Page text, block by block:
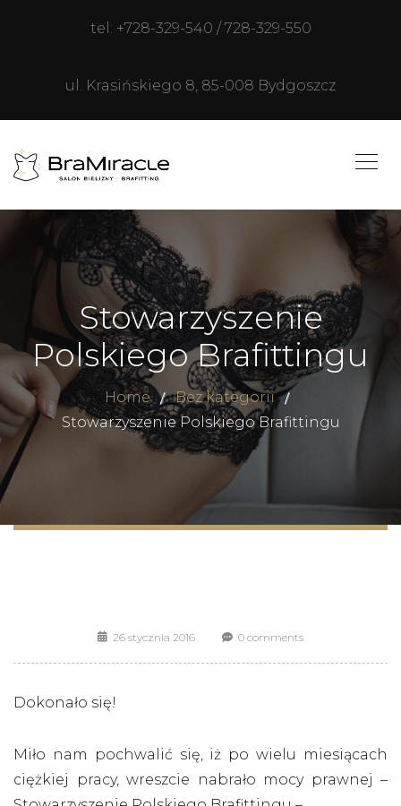
tel: +728-329-540 / 728-329-550
ul. Krasińskiego 8, 85-008 Bydgoszcz
Stowarzyszenie
Polskiego Brafittingu
Home
Bez kategorii
Stowarzyszenie Polskiego Brafittingu
26 stycznia 2016 0 comments
Dokonało się!
Miło nam pochwalić się, iż po wielu miesiącach
ciężkiej pracy, wreszcie nabrało mocy prawnej –